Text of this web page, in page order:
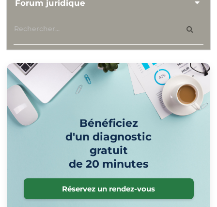
Forum juridique
Bénéficiez
d'un diagnostic
gratuit
de 20 minutes
Réservez un rendez-vous